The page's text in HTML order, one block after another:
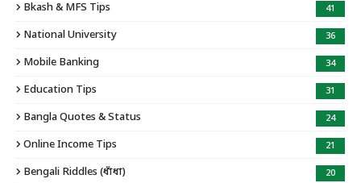
Bkash & MFS Tips 41
National University 36
Mobile Banking 34
Education Tips 31
Bangla Quotes & Status 24
Online Income Tips 21
Bengali Riddles (ধাঁধা) 20